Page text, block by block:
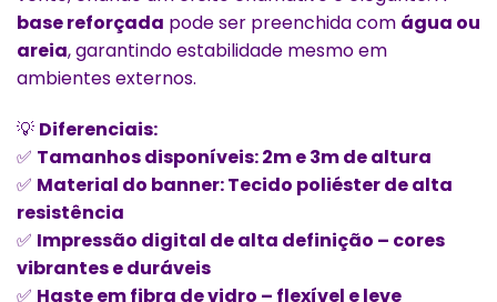
base reforçada pode ser preenchida com água ou
areia, garantindo estabilidade mesmo em
ambientes externos.
💡 Diferenciais:
✅ Tamanhos disponíveis: 2m e 3m de altura
✅ Material do banner: Tecido poliéster de alta
resistência
✅ Impressão digital de alta definição – cores
vibrantes e duráveis
✅ Haste em fibra de vidro – flexível e leve